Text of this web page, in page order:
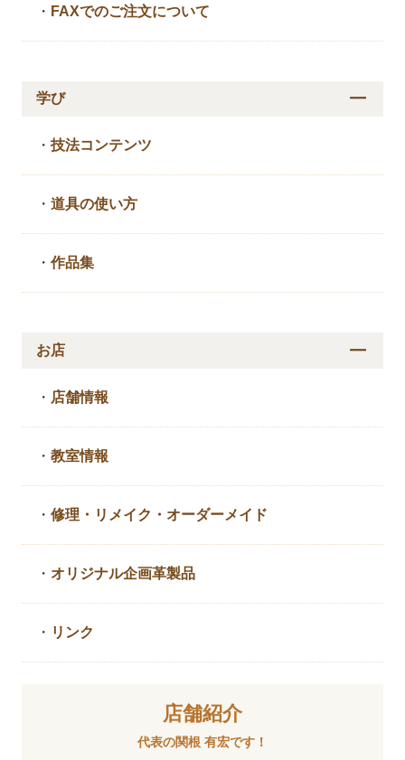
・ FAXでのご注文について
学び
・技法コンテンツ
・道具の使い方
・作品集
お店
・ 店舗情報
・教室情報
・修理・リメイク・ オーダーメイド
・ オリジナル企画革製品
・ リンク
店舗紹介
代表の関根 有宏です！